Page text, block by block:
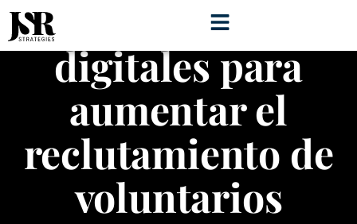
Anuncios
digitales para
aumentar el
reclutamiento de
voluntarios